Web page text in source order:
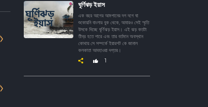
ঘূর্ণিঝড় ইয়াস
এক বছর আগের আমপানের দগ দগে ঘা
শুকোয়নি বাংলার বুক থেকে, আবারও সেই স্মৃতি
উসকে দিচ্ছে ঘূর্ণিঝড় ইয়াস। এই ঝড় কতটা
তীব্র হতে পারে এবং তার বর্তমান অবস্থান
কোথায় সে সম্পর্কে ইয়ারশট কে জানাল
কলকাতা আবহাওয়া দপ্তর।
1